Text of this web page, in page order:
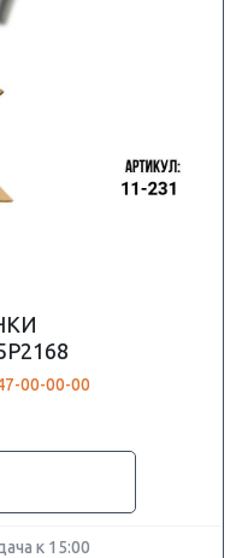
00-00-00
к 15:00